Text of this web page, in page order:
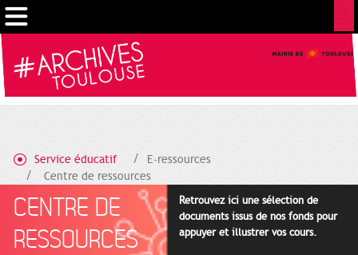
Service éducatif
E-ressources
Centre de ressources
CENTRE DE
RESSOURCES
Retrouvez ici une sélection de
documents issus de nos fonds pour
appuyer et illustrer vos cours.
Cookies management panel